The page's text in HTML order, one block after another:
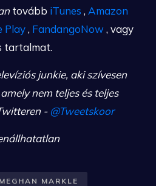
tovább iTunes , Amazon
Play, FandangoNow, vagy
tartalmat.
junkie, aki szívesen
nem teljes és teljes
- @Tweetskoor
MEGHAN MARKLE